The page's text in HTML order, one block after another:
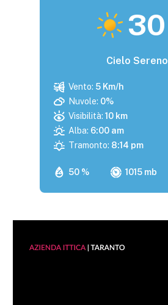
30
Cielo Sereno
50 % 1015 mb
Vento: 5 Km/h
Nuvole: 0%
Visibilità: 10 km
Alba: 6:00 am
Tramonto: 8:14 pm